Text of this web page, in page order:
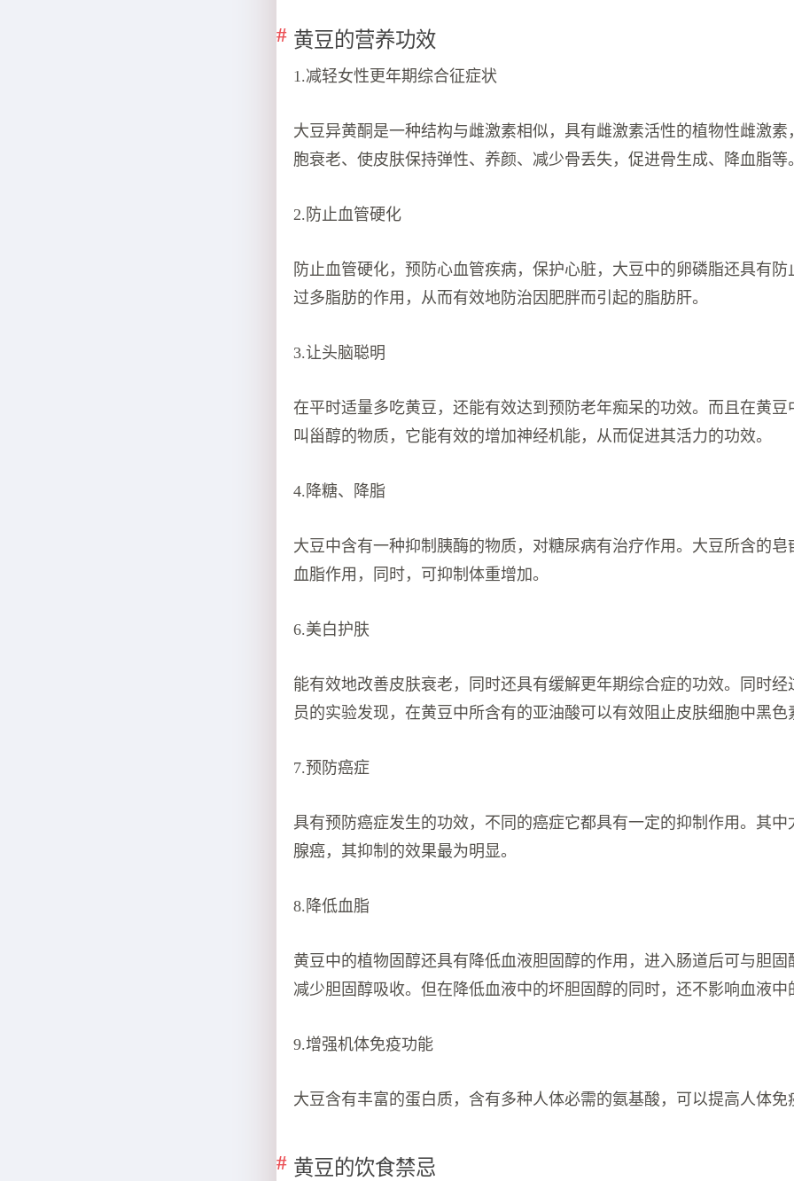
黄豆的营养功效
1.减轻女性更年期综合征症状
大豆异黄酮是一种结构与雌激素相似，具有雌激素活性的植物性雌激素
胞衰老、使皮肤保持弹性、养颜、减少骨丢失，促进骨生成、降血脂等
2.防止血管硬化
防止血管硬化，预防心血管疾病，保护心脏，大豆中的卵磷脂还具有防
过多脂肪的作用，从而有效地防治因肥胖而引起的脂肪肝。
3.让头脑聪明
在平时适量多吃黄豆，还能有效达到预防老年痴呆的功效。而且在黄豆
叫甾醇的物质，它能有效的增加神经机能，从而促进其活力的功效。
4.降糖、降脂
大豆中含有一种抑制胰酶的物质，对糖尿病有治疗作用。大豆所含的皂
血脂作用，同时，可抑制体重增加。
6.美白护肤
能有效地改善皮肤衰老，同时还具有缓解更年期综合症的功效。同时经
员的实验发现，在黄豆中所含有的亚油酸可以有效阻止皮肤细胞中黑色
7.预防癌症
具有预防癌症发生的功效，不同的癌症它都具有一定的抑制作用。其中
腺癌，其抑制的效果最为明显。
8.降低血脂
黄豆中的植物固醇还具有降低血液胆固醇的作用，进入肠道后可与胆固
减少胆固醇吸收。但在降低血液中的坏胆固醇的同时，还不影响血液中
9.增强机体免疫功能
大豆含有丰富的蛋白质，含有多种人体必需的氨基酸，可以提高人体免
黄豆的饮食禁忌